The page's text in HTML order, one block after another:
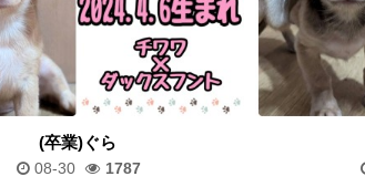
(卒業)ぐら
08-30 1787